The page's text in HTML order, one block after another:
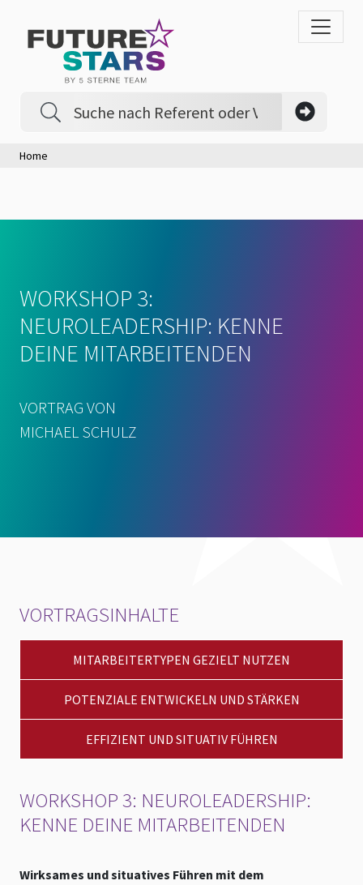
Home
WORKSHOP 3:
NEUROLEADERSHIP: KENNE
DEINE MITARBEITENDEN
VORTRAG VON
MICHAEL SCHULZ
VORTRAGSINHALTE
MITARBEITERTYPEN GEZIELT NUTZEN
POTENZIALE ENTWICKELN UND STÄRKEN
EFFIZIENT UND SITUATIV FÜHREN
WORKSHOP 3: NEUROLEADERSHIP:
KENNE DEINE MITARBEITENDEN
Wirksames und situatives Führen mit dem